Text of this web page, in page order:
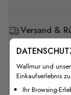
Versand &
F.A.Q
Wallmur und
Einkaufserlebnis
Ihr Browsing-